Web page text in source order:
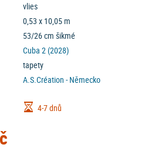
vlies
0,53 x 10,05 m
53/26 cm šikmé
Cuba 2 (2028)
tapety
A.S.Création - Německo
4-7 dnů